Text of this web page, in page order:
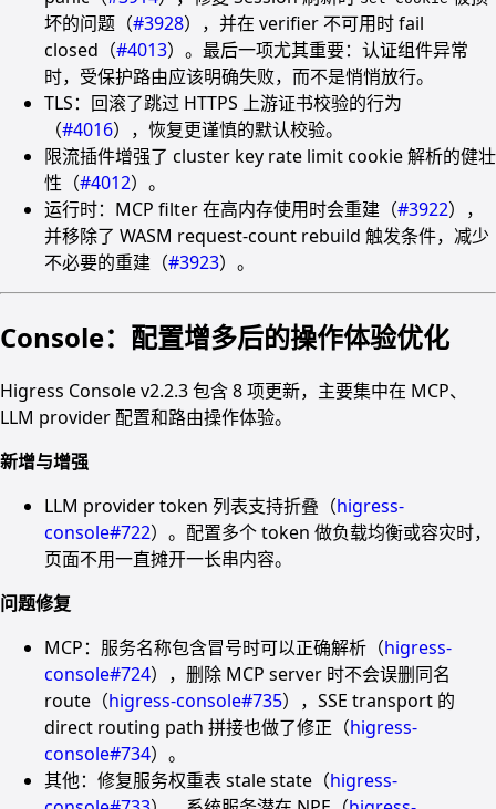
坏的问题（#3928），并在 verifier 不可用时 fail
closed（#4013）。最后一项尤其重要：认证组件异常
时，受保护路由应该明确失败，而不是悄悄放行。
TLS：回滚了跳过 HTTPS 上游证书校验的行为
（#4016），恢复更谨慎的默认校验。
限流插件增强了 cluster key rate limit cookie 解析的健壮
性（#4012）。
运行时：MCP filter 在高内存使用时会重建（#3922），
并移除了 WASM request-count rebuild 触发条件，减少
不必要的重建（#3923）。
Console：配置增多后的操作体验优化
Higress Console v2.2.3 包含 8 项更新，主要集中在 MCP、
LLM provider 配置和路由操作体验。
新增与增强
LLM provider token 列表支持折叠（higress-
console#722）。配置多个 token 做负载均衡或容灾时，
页面不用一直摊开一长串内容。
问题修复
MCP：服务名称包含冒号时可以正确解析（higress-
console#724），删除 MCP server 时不会误删同名
route（higress-console#735），SSE transport 的
direct routing path 拼接也做了修正（higress-
console#734）。
其他：修复服务权重表 stale state（higress-